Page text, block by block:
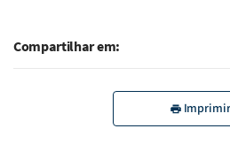
Compartilhar em:
Imprimir